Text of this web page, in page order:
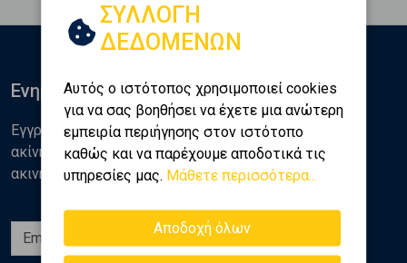
ΣΥΛΛΟΓΗ
ΔΕΔΟΜΕΝΩΝ
Αυτός ο ιστότοπος χρησιμοποιεί cookies
για να σας βοηθήσει να έχετε μια ανώτερη
εμπειρία περιήγησης στον ιστότοπο
καθώς και να παρέχουμε αποδοτικά τις
υπηρεσίες μας. Μάθετε περισσότερα...
Αποδοχή όλων
Ενημερωθείτε
Εγγραφείτε στο newsletter της Golden Home για νέα
ακίνητα, αναλύσεις και διάφορα θέματα της αγοράς
ακινήτων
Εγγραφή